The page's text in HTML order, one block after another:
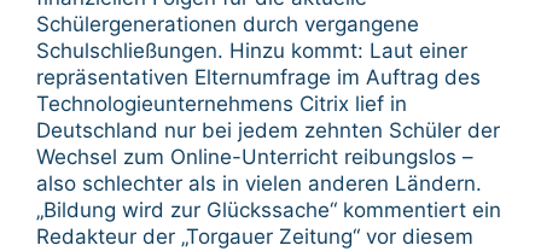
Schülergenerationen durch vergangene
Schulschließungen. Hinzu kommt: Laut einer
repräsentativen Elternumfrage im Auftrag des
Technologieunternehmens Citrix lief in
Deutschland nur bei jedem zehnten Schüler der
Wechsel zum Online-Unterricht reibungslos –
also schlechter als in vielen anderen Ländern.
„Bildung wird zur Glückssache“ kommentiert ein
Redakteur der „Torgauer Zeitung“ vor diesem